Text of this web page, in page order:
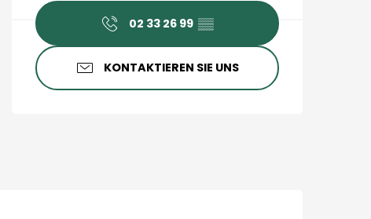
02 33 26 99 ▒▒
KONTAKTIEREN SIE UNS